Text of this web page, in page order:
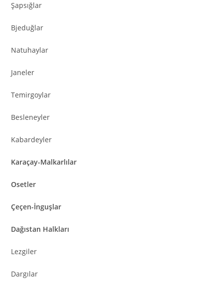
Şapsığlar
Bjeduğlar
Natuhaylar
Janeler
Temirgoylar
Besleneyler
Kabardeyler
Karaçay-Malkarlılar
Osetler
Çeçen-İnguşlar
Dağıstan Halkları
Lezgiler
Dargılar